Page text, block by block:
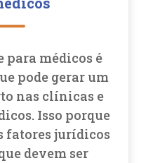
para médicos é
pode gerar um
nas clínicas e
Isso porque
fatores jurídicos
devem ser